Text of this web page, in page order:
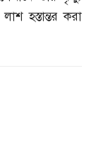
হস্তান্তর করা